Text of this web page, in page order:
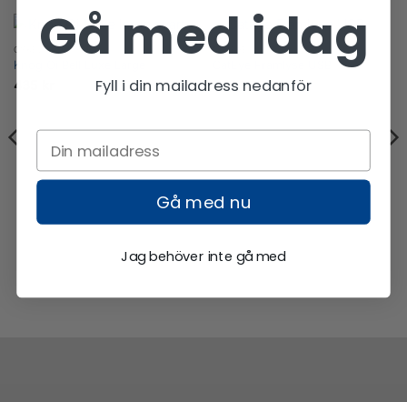
CYKELTILLBEHÖR
Knog Oi Bell Luxe Large
435
CATEYE
249 kr
Gå med idag
Fyll i din mailadress nedanför
Gå med nu
Jag behöver inte gå med